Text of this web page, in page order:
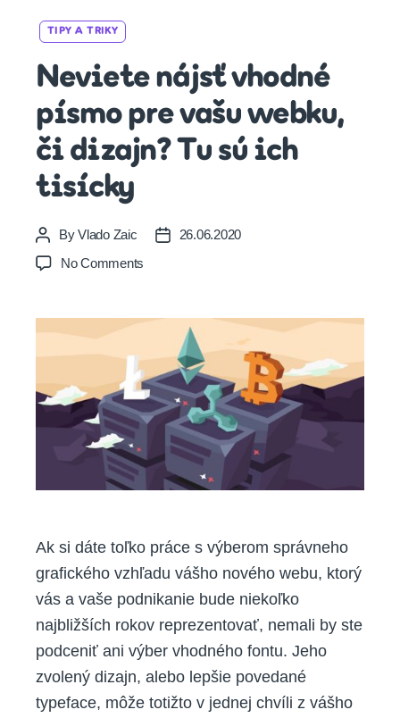
TIPY A TRIKY
Neviete nájsť vhodné
písmo pre vašu webku,
či dizajn? Tu sú ich
tisícky
Post
author
ByVlado Zaic
Post26.06.2020
No Comments
vhodné
pre
vašu
webku,
či
dizajn?
Tu
Ak si dáte toľko práce s výberom správneho
grafického vzhľadu vášho nového webu, ktorý
vás a vaše podnikanie bude niekoľko
najbližších rokov reprezentovať, nemali by ste
podceniť ani výber vhodného fontu. Jeho
zvolený dizajn, alebo lepšie povedané
typeface, môže totižto v jednej chvíli z vášho